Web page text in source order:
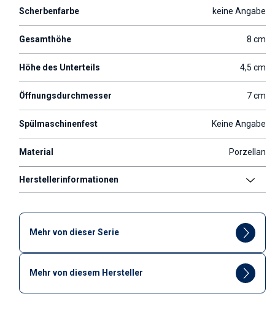
Scherbenfarbe keine Angabe
Gesamthöhe 8 cm
Höhe des Unterteils 4,5 cm
Öffnungsdurchmesser 7 cm
Spülmaschinenfest Keine Angabe
Material Porzellan
Herstellerinformationen
Mehr von dieser Serie
Mehr von diesem Hersteller